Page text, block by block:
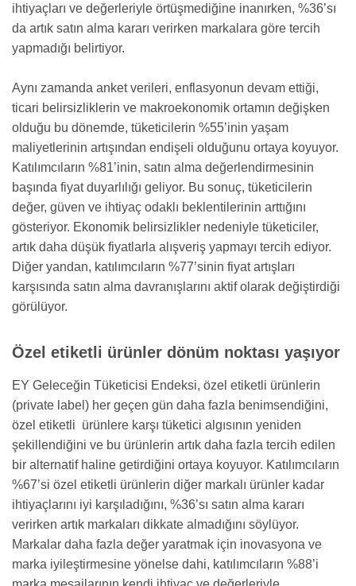
ihtiyaçları ve değerleriyle örtüşmediğine inanırken, %36’sı
da artık satın alma kararı verirken markalara göre tercih
yapmadığı belirtiyor.
Aynı zamanda anket verileri, enflasyonun devam ettiği,
ticari belirsizliklerin ve makroekonomik ortamın değişken
olduğu bu dönemde, tüketicilerin %55’inin yaşam
maliyetlerinin artışından endişeli olduğunu ortaya koyuyor.
Katılımcıların %81’inin, satın alma değerlendirmesinin
başında fiyat duyarlılığı geliyor. Bu sonuç, tüketicilerin
değer, güven ve ihtiyaç odaklı beklentilerinin arttığını
gösteriyor. Ekonomik belirsizlikler nedeniyle tüketiciler,
artık daha düşük fiyatlarla alışveriş yapmayı tercih ediyor.
Diğer yandan, katılımcıların %77’sinin fiyat artışları
karşısında satın alma davranışlarını aktif olarak değiştirdiği
görülüyor.
Özel etiketli ürünler dönüm noktası yaşıyor
EY Geleceğin Tüketicisi Endeksi, özel etiketli ürünlerin
(private label) her geçen gün daha fazla benimsendiğini,
özel etiketli ürünlere karşı tüketici algısının yeniden
şekillendiğini ve bu ürünlerin artık daha fazla tercih edilen
bir alternatif haline getirdiğini ortaya koyuyor. Katılımcıların
%67’si özel etiketli ürünlerin diğer markalı ürünler kadar
ihtiyaçlarını iyi karşıladığını, %36’sı satın alma kararı
verirken artık markaları dikkate almadığını söylüyor.
Markalar daha fazla değer yaratmak için inovasyona ve
marka iyileştirmesine yönelse dahi, katılımcıların %88’i